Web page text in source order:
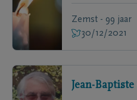
Zemst - 99 jaar
30/12/2021
Jean-Baptiste